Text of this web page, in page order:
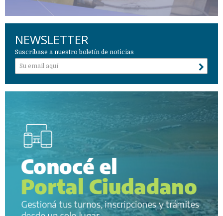
NEWSLETTER
Suscríbase a nuestro boletín de noticias